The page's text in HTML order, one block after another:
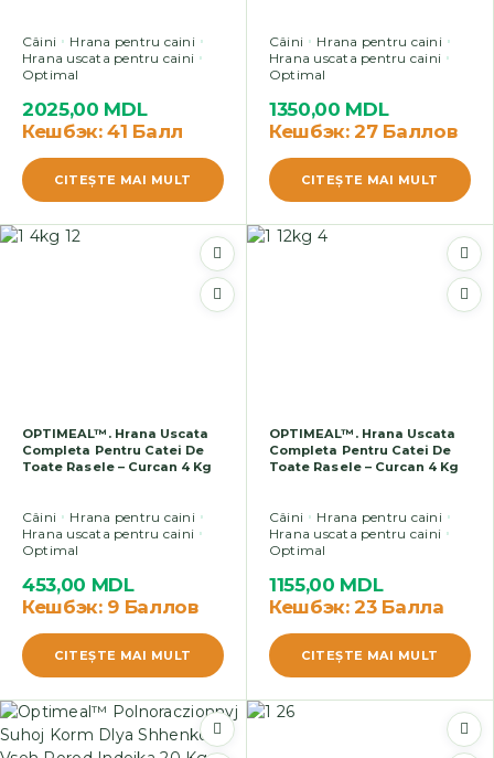
Câini
Hrana pentru caini
Hrana uscata pentru caini
Optimal
2025,00 MDL
Кешбэк:41 Балл
CITEŞTE MAI MULT
Câini
Hrana pentru caini
Hrana uscata pentru caini
Optimal
1350,00 MDL
Кешбэк:27 Баллов
CITEŞTE MAI MULT
OPTIMEAL™. Hrana Uscata
Completa Pentru Catei De
Toate Rasele – Curcan 4 Kg
Câini
Hrana pentru caini
Hrana uscata pentru caini
Optimal
453,00 MDL
Кешбэк:9 Баллов
CITEŞTE MAI MULT
OPTIMEAL™. Hrana Uscata
Completa Pentru Catei De
Toate Rasele – Curcan 4 Kg
Câini
Hrana pentru caini
Hrana uscata pentru caini
Optimal
1155,00 MDL
Кешбэк:23 Балла
CITEŞTE MAI MULT